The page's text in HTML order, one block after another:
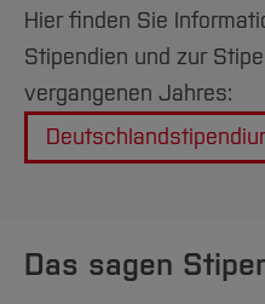
2. Sie erhalten auf
angegebene Email-
Adresse eine
Bestätigungsmail
Registrierung
Link.
was bedeutet das
Soziales
(Engagieren Sie
Mitmenschen?)
Bitte orientieren Sie
Punkten:
Hier finden Sie
Stipendien und zur
vergangenen Jahres:
Das sagen